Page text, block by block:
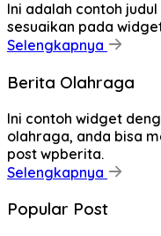
Ini adalah contoh
sesuaikan pada
Selengkapnya
Berita Olahraga
Ini contoh widget
olahraga, anda bisa
post wpberita.
Selengkapnya
Popular Post